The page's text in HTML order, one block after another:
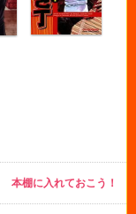
本棚に入れておこう！